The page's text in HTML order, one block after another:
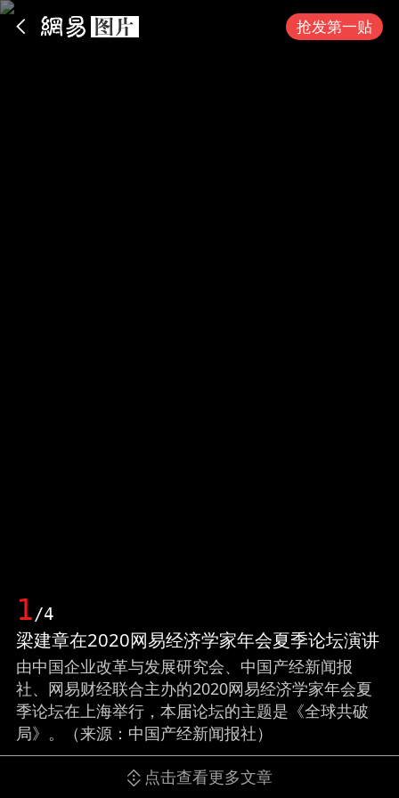
抢发第一贴
1/4
梁建章在2020网易经济学家年会夏季论坛演讲
由中国企业改革与发展研究会、中国产经新闻报
社、网易财经联合主办的2020网易经济学家年会夏
季论坛在上海举行，本届论坛的主题是《全球共破
局》。（来源：中国产经新闻报社）
点击查看更多文章
App内打开